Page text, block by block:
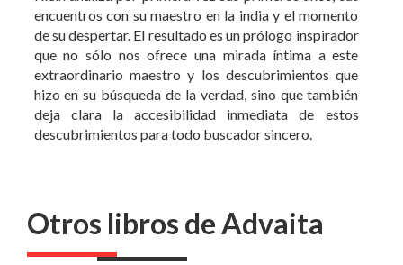
de su despertar. El resultado es un prólogo inspirador
que no sólo nos ofrece una mirada íntima a este
extraordinario maestro y los descubrimientos que
hizo en su búsqueda de la verdad, sino que también
deja clara la accesibilidad inmediata de estos
descubrimientos para todo buscador sincero.